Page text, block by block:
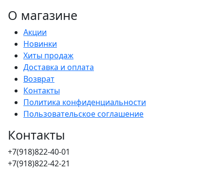
О магазине
Акции
Новинки
Хиты продаж
Доставка и оплата
Возврат
Контакты
Политика конфиденциальности
Пользовательское соглашение
Контакты
+7(918)822-40-01
+7(918)822-42-21